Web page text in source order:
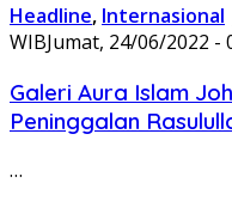
Headline, Internasional
WIBJumat, 24/06/2022 -
Galeri Aura Islam
Peninggalan
…